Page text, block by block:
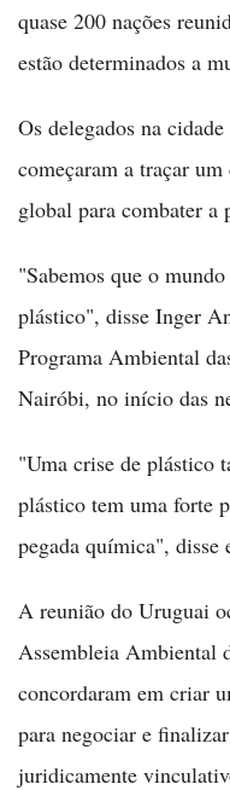
quase 200 nações
estão determinados a
Os delegados na
começaram a traçar
global para combater a
"Sabemos que o
plástico", disse Inger
Programa Ambiental
Nairóbi, no início das
"Uma crise de plástico
plástico tem uma forte
pegada química", disse
A reunião do Uruguai
Assembleia Ambiental
concordaram em criar
para negociar e
juridicamente